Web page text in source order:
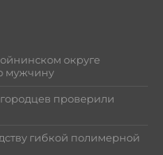
округе
мужчину
проверили
гибкой полимерной